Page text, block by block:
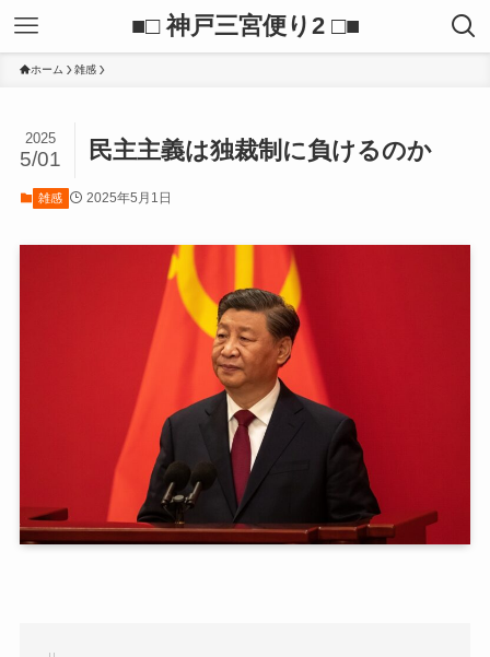
■□ 神戸三宮便り2 □■
ホーム 雑感
民主主義は独裁制に負けるのか
2025
5/01
雑感 2025年5月1日